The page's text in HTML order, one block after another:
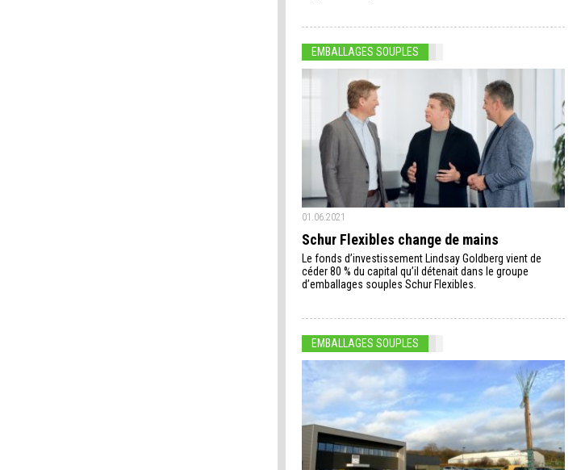
EMBALLAGES SOUPLES
01.06.2021
Schur Flexibles change de mains
Le fonds d’investissement Lindsay Goldberg vient de
céder 80 % du capital qu’il détenait dans le groupe
d’emballages souples Schur Flexibles.
EMBALLAGES SOUPLES